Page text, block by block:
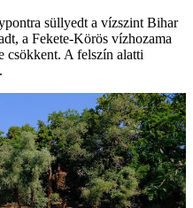
süllyedt a vízszint Bihar
a Fekete-Körös vízhozama
csökkent. A felszín alatti